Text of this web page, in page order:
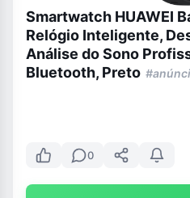
Smartwatch HUAWEI
Relógio Inteligente,
Análise do Sono
Bluetooth, Preto
0